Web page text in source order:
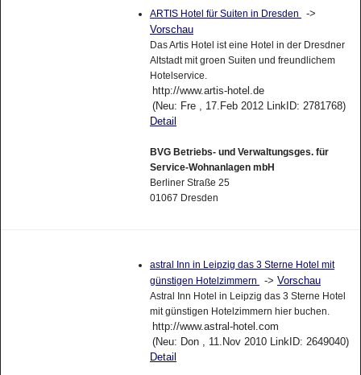
ARTIS Hotel für Suiten in Dresden
->
Vorschau
Das Artis Hotel ist eine Hotel in der Dresdner
Altstadt mit groen Suiten und freundlichem
Hotelservice.
http://www.artis-hotel.de
(Neu: Fre , 17.Feb 2012 LinkID: 2781768)
Detail
BVG Betriebs- und Verwaltungsges. für
Service-Wohnanlagen mbH
Berliner Straße 25
01067 Dresden
astral Inn in Leipzig das 3 Sterne Hotel mit
günstigen Hotelzimmern
-> Vorschau
Astral Inn Hotel in Leipzig das 3 Sterne Hotel
mit günstigen Hotelzimmern hier buchen.
http://www.astral-hotel.com
(Neu: Don , 11.Nov 2010 LinkID: 2649040)
Detail